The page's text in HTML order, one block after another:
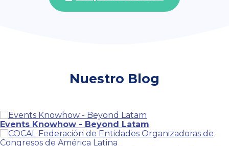
Nuestro Blog
Events Knowhow - Beyond Latam